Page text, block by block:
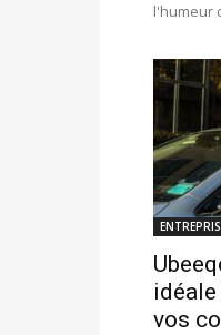
l'humeur
vos